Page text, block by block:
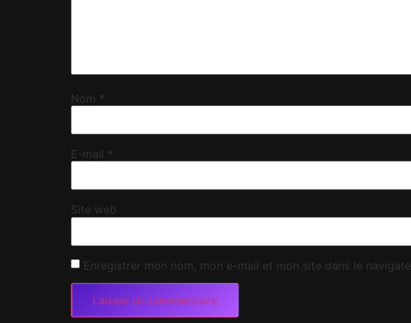
Nom *
E-mail *
Site web
Enregistrer mon nom, mon e-mail et mon site dans le